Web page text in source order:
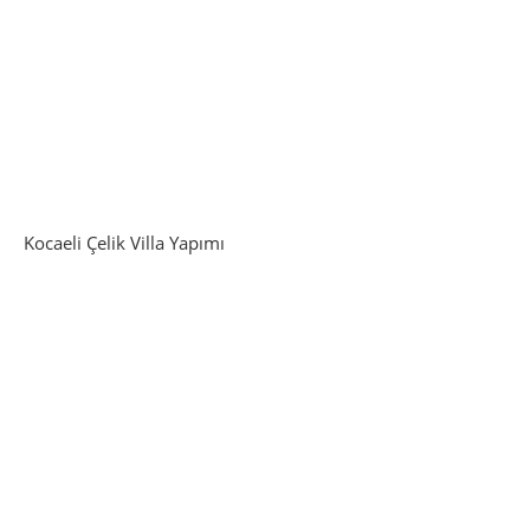
Kocaeli Çelik Villa Yapımı